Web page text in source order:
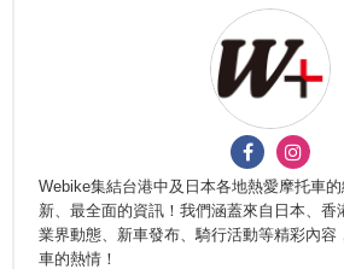
Webike集結台港中及日本各地熱愛摩托車
新、最全面的資訊！我們涵蓋來自日本、香
業界動態、新車發布、騎行活動等精彩內容
車的熱情！